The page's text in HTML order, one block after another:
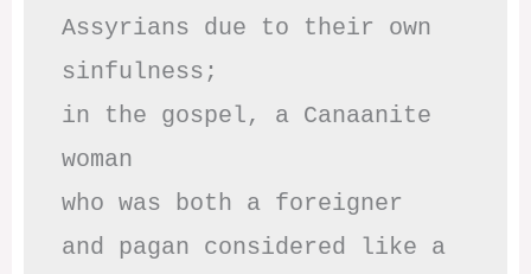
Assyrians due to their own
sinfulness;
in the gospel, a Canaanite
woman
who was both a foreigner
and pagan considered like a